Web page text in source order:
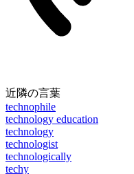
近隣の言葉
technophile
technology education
technology
technologist
technologically
techy